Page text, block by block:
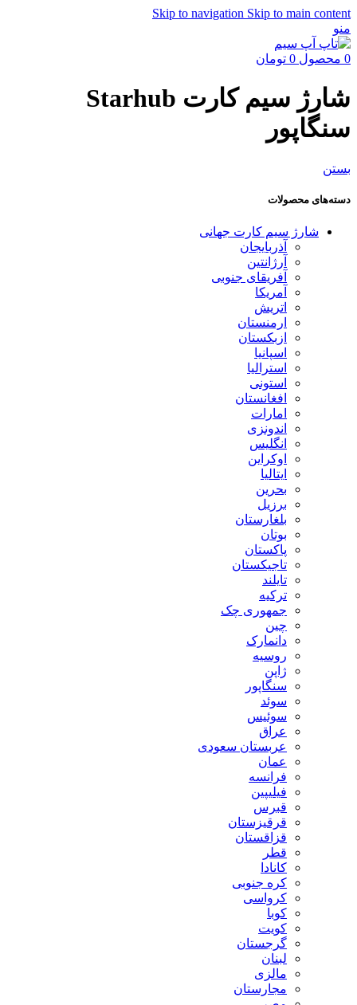
Skip to navigation Skip to main content
منو
0 محصول 0 تومان
شارژ سیم کارت Starhub
سنگاپور
بستن
دسته‌های محصولات
شارژ سیم کارت جهانی
آذربایجان
آرژانتین
آفریقای جنوبی
آمریکا
اتریش
ارمنستان
ازبکستان
اسپانیا
استرالیا
استونی
افغانستان
امارات
اندونزی
انگلیس
اوکراین
ایتالیا
بحرین
برزیل
بلغارستان
بوتان
پاکستان
تاجیکستان
تایلند
ترکیه
جمهوری چک
چین
دانمارک
روسیه
ژاپن
سنگاپور
سوئد
سوئیس
عراق
عربستان سعودی
عمان
فرانسه
فیلیپین
قبرس
قرقیزستان
قزاقستان
قطر
کانادا
کره جنوبی
کرواسی
کوبا
کویت
گرجستان
لبنان
مالزی
مجارستان